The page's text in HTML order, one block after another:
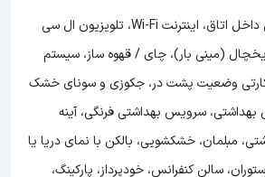
صندوق امانات شخصی داخل اتاق، اینترنت Wi-Fi، تلویزیون ال سی
یخچال (مینی بار)، چای / قهوه ساز، سیستم
کارتی وضعیت پشت در، جکوزی و سونای خشک
سرویس بهداشتی فرنگی، آینه
مبلمان، خشکشویی، بالکن با نمای دریا یا
سالن کنفرانس، خودپرداز، پارکینگ،